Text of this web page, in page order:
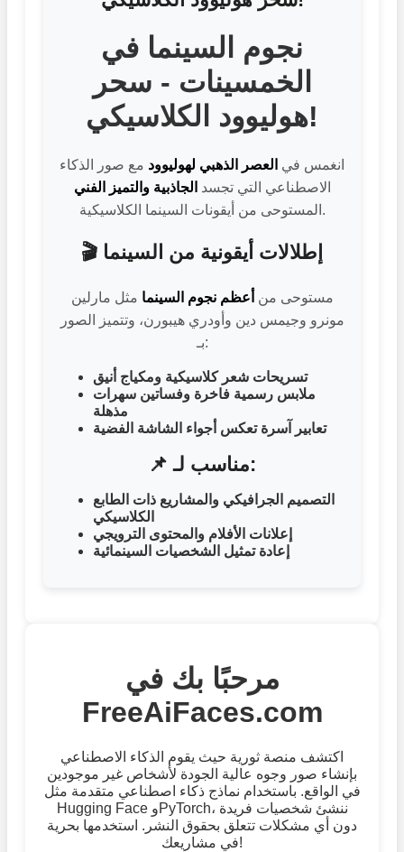
نجوم السينما في
الخمسينات - سحر
هوليوود الكلاسيكي!
انغمس في العصر الذهبي لهوليوود مع صور الذكاء
الاصطناعي التي تجسد الجاذبية والتميز الفني
المستوحى من أيقونات السينما الكلاسيكية.
🎬 إطلالات أيقونية من السينما
مستوحى من أعظم نجوم السينما مثل مارلين
مونرو وجيمس دين وأودري هيبورن، وتتميز الصور
بـ:
تسريحات شعر كلاسيكية ومكياج أنيق
ملابس رسمية فاخرة وفساتين سهرات
مذهلة
تعابير آسرة تعكس أجواء الشاشة الفضية
📌 مناسب لـ:
التصميم الجرافيكي والمشاريع ذات الطابع
الكلاسيكي
إعلانات الأفلام والمحتوى الترويجي
إعادة تمثيل الشخصيات السينمائية
مرحبًا بك في
FreeAiFaces.com
اكتشف منصة ثورية حيث يقوم الذكاء الاصطناعي
بإنشاء صور وجوه عالية الجودة لأشخاص غير موجودين
في الواقع. باستخدام نماذج ذكاء اصطناعي متقدمة مثل
Hugging Face وPyTorch، ننشئ شخصيات فريدة
دون أي مشكلات تتعلق بحقوق النشر. استخدمها بحرية
في مشاريعك!